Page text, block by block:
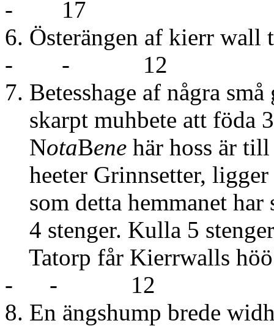
- 17
6.
- - 12
7. Betesshage af några
skarpt muhbete att föda
NotaBene här hoss är
heeter Grinnsetter,
som detta hemmanet har
4 stenger. Kulla 5
Tatorp får Kierrwalls
- - 12
8. En ängshump